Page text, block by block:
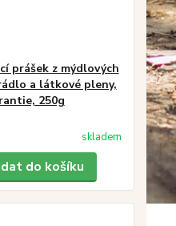
prášek z mýdlových
a látkové pleny,
250g
skladem
do košíku